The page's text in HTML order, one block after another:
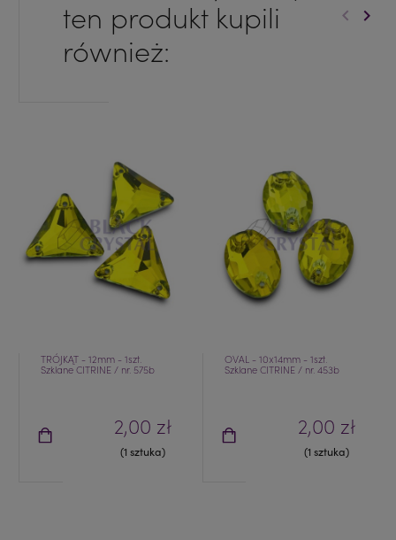
ten produkt kupili
również:
keyboard_arrow_left keyboard_arrow_right
TRÓJKĄT - 12mm - 1szt.
Szklane CITRINE / nr. 575b
2,00 zł
(1 sztuka)
OVAL - 10x14mm - 1szt.
Szklane CITRINE / nr. 453b
2,00 zł
(1 sztuka)